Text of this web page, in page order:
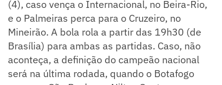
(4), caso vença o Internacional, no Beira-Rio,
e o Palmeiras perca para o Cruzeiro, no
Mineirão. A bola rola a partir das 19h30 (de
Brasília) para ambas as partidas. Caso, não
aconteça, a definição do campeão nacional
será na última rodada, quando o Botafogo